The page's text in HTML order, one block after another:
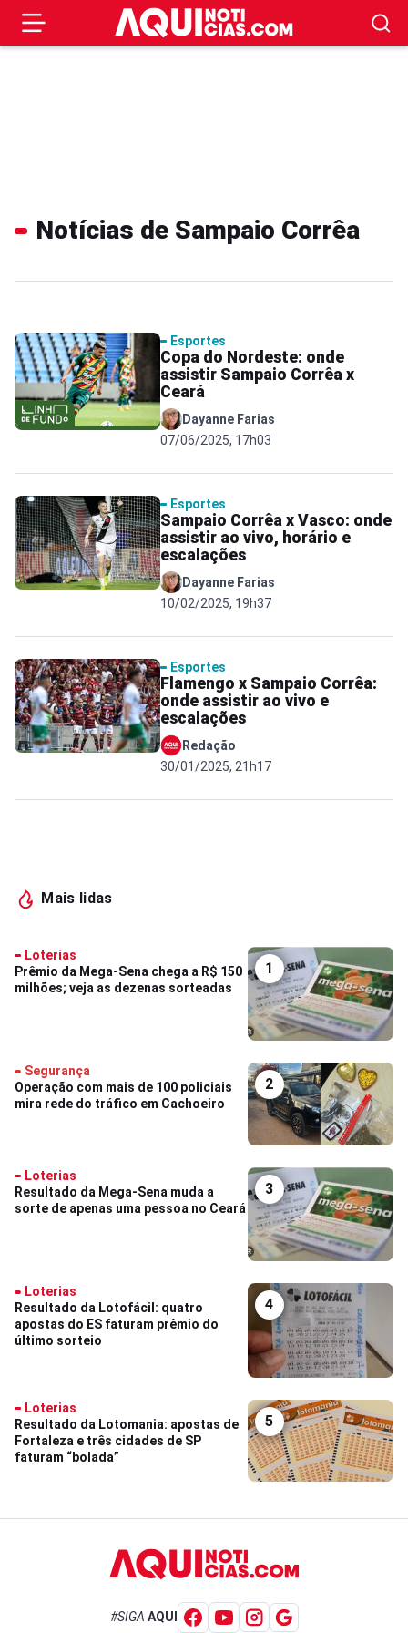
Notícias de Sampaio Corrêa
Esportes
Copa do Nordeste: onde
assistir Sampaio Corrêa x
Ceará
Dayanne Farias
07/06/2025, 17h03
Esportes
Sampaio Corrêa x Vasco: onde
assistir ao vivo, horário e
escalações
Dayanne Farias
10/02/2025, 19h37
Esportes
Flamengo x Sampaio Corrêa:
onde assistir ao vivo e
escalações
Redação
30/01/2025, 21h17
Mais lidas
1
Loterias
Prêmio da Mega-Sena chega a R$ 150
milhões; veja as dezenas sorteadas
2
Segurança
Operação com mais de 100 policiais
mira rede do tráfico em Cachoeiro
3
Loterias
Resultado da Mega-Sena muda a
sorte de apenas uma pessoa no Ceará
4
Loterias
Resultado da Lotofácil: quatro
apostas do ES faturam prêmio do
último sorteio
5
Loterias
Resultado da Lotomania: apostas de
Fortaleza e três cidades de SP
faturam “bolada”
#SIGA AQUI